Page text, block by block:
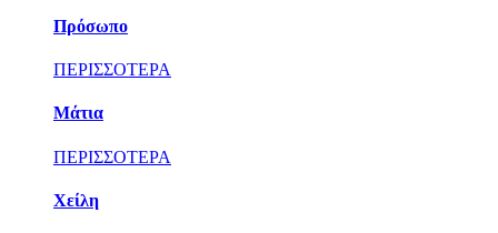
Πρόσωπο
ΠΕΡΙΣΣΟΤΕΡΑ
Μάτια
ΠΕΡΙΣΣΟΤΕΡΑ
Χείλη